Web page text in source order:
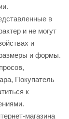
в
и не могут
и
размеры и формы.
Покупатель
к
магазина